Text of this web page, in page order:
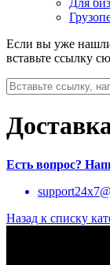
Для
Если вы уже нашли
вставьте ссылку
Есть вопрос?
Назад к списку